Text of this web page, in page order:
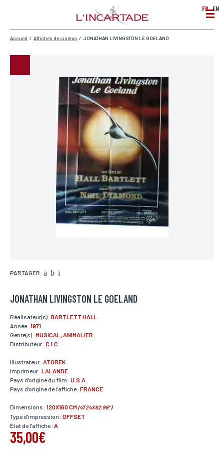
FR EN
Accueil / Affiches de cinéma / JONATHAN LIVINGSTON LE GOELAND
PARTAGER :
JONATHAN LIVINGSTON LE GOELAND
Réalisateur(s) : BARTLETT HALL
Année : 1971
Genre(s) : MUSICAL, ANIMALIER
Distributeur : C.I.C
Illustrateur : ATOREK
Imprimeur : LALANDE
Pays d'origine du film : U.S.A.
Pays d'origine de l'affiche : FRANCE
Dimensions : 120X160 CM(47.24X62.99")
Type d'impression : OFFSET
État de l'affiche : A
35,00€